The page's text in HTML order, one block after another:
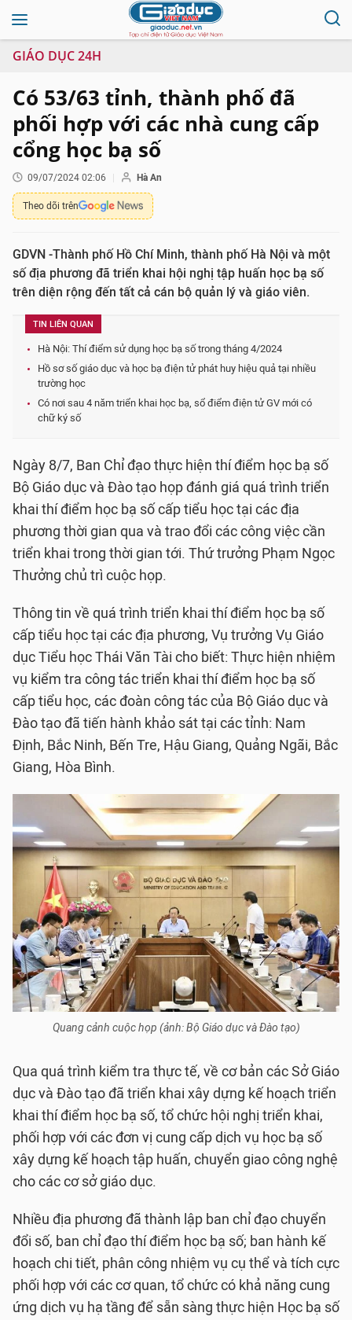
GIÁO DỤC 24H
Có 53/63 tỉnh, thành phố đã
phối hợp với các nhà cung cấp
cổng học bạ số
09/07/2024 02:06 Hà An
Theo dõi trên
GDVN -Thành phố Hồ Chí Minh, thành phố Hà Nội và một
số địa phương đã triển khai hội nghị tập huấn học bạ số
trên diện rộng đến tất cả cán bộ quản lý và giáo viên.
TIN LIÊN QUAN
Hà Nội: Thí điểm sử dụng học bạ số trong tháng 4/2024
Hồ sơ số giáo dục và học bạ điện tử phát huy hiệu quả tại nhiều
trường học
Có nơi sau 4 năm triển khai học bạ, sổ điểm điện tử GV mới có
chữ ký số
Ngày 8/7, Ban Chỉ đạo thực hiện thí điểm học bạ số
Bộ Giáo dục và Đào tạo họp đánh giá quá trình triển
khai thí điểm học bạ số cấp tiểu học tại các địa
phương thời gian qua và trao đổi các công việc cần
triển khai trong thời gian tới. Thứ trưởng Phạm Ngọc
Thưởng chủ trì cuộc họp.
Thông tin về quá trình triển khai thí điểm học bạ số
cấp tiểu học tại các địa phương, Vụ trưởng Vụ Giáo
dục Tiểu học Thái Văn Tài cho biết: Thực hiện nhiệm
vụ kiểm tra công tác triển khai thí điểm học bạ số
cấp tiểu học, các đoàn công tác của Bộ Giáo dục và
Đào tạo đã tiến hành khảo sát tại các tỉnh: Nam
Định, Bắc Ninh, Bến Tre, Hậu Giang, Quảng Ngãi, Bắc
Giang, Hòa Bình.
Quang cảnh cuộc họp (ảnh: Bộ Giáo dục và Đào tạo)
Qua quá trình kiểm tra thực tế, về cơ bản các Sở Giáo
dục và Đào tạo đã triển khai xây dựng kế hoạch triển
khai thí điểm học bạ số, tổ chức hội nghị triển khai,
phối hợp với các đơn vị cung cấp dịch vụ học bạ số
xây dựng kế hoạch tập huấn, chuyển giao công nghệ
cho các cơ sở giáo dục.
Nhiều địa phương đã thành lập ban chỉ đạo chuyển
đổi số, ban chỉ đạo thí điểm học bạ số; ban hành kế
hoạch chi tiết, phân công nhiệm vụ cụ thể và tích cực
phối hợp với các cơ quan, tổ chức có khả năng cung
ứng dịch vụ hạ tầng để sẵn sàng thực hiện Học bạ số